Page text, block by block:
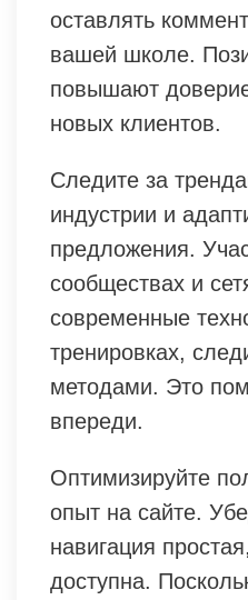
оставлять
вашей школе.
повышают
новых клиентов.
Следите за
индустрии и
предложения.
сообществах и
современные
тренировках,
методами. Это
впереди.
Оптимизируйте
опыт на сайте.
навигация
доступна.